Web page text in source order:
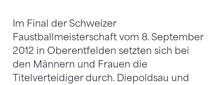
Im Final der Schweizer
Faustballmeisterschaft vom 8. September
2012 in Oberentfelden setzten sich bei
den Männern und Frauen die
Titelverteidiger durch. Diepoldsau und